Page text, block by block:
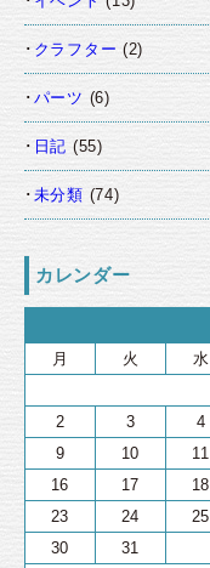
クラフター (2)
パーツ (6)
日記 (55)
未分類 (74)
カレンダー
月
火 水
2
3 4
9
10 11
16
17 18
23
24 25
30
31